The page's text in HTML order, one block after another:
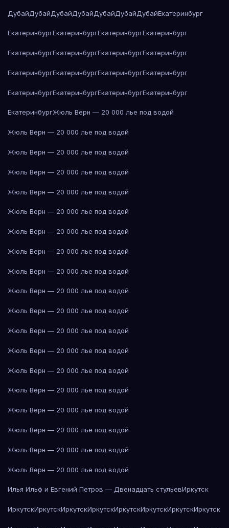
ДубайДубайДубайДубайДубайДубайДубайЕкатеринбург
ЕкатеринбургЕкатеринбургЕкатеринбургЕкатеринбург
ЕкатеринбургЕкатеринбургЕкатеринбургЕкатеринбург
ЕкатеринбургЕкатеринбургЕкатеринбургЕкатеринбург
ЕкатеринбургЕкатеринбургЕкатеринбургЕкатеринбург
ЕкатеринбургЖюль Верн — 20 000 лье под водой
Жюль Верн — 20 000 лье под водой
Жюль Верн — 20 000 лье под водой
Жюль Верн — 20 000 лье под водой
Жюль Верн — 20 000 лье под водой
Жюль Верн — 20 000 лье под водой
Жюль Верн — 20 000 лье под водой
Жюль Верн — 20 000 лье под водой
Жюль Верн — 20 000 лье под водой
Жюль Верн — 20 000 лье под водой
Жюль Верн — 20 000 лье под водой
Жюль Верн — 20 000 лье под водой
Жюль Верн — 20 000 лье под водой
Жюль Верн — 20 000 лье под водой
Жюль Верн — 20 000 лье под водой
Жюль Верн — 20 000 лье под водой
Жюль Верн — 20 000 лье под водой
Жюль Верн — 20 000 лье под водой
Жюль Верн — 20 000 лье под водой
Илья Ильф и Евгений Петров — Двенадцать стульевИркутск
ИркутскИркутскИркутскИркутскИркутскИркутскИркутскИркутск